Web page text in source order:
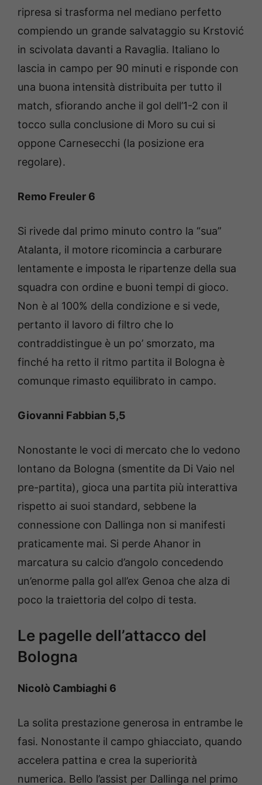
ripresa si trasforma nel mediano perfetto
compiendo un grande salvataggio su Krstović
in scivolata davanti a Ravaglia. Italiano lo
lascia in campo per 90 minuti e risponde con
una buona intensità distribuita per tutto il
match, sfiorando anche il gol dell’1-2 con il
tocco sulla conclusione di Moro su cui si
oppone Carnesecchi (la posizione era
regolare).
Remo Freuler 6
Si rivede dal primo minuto contro la “sua”
Atalanta, il motore ricomincia a carburare
lentamente e imposta le ripartenze della sua
squadra con ordine e buoni tempi di gioco.
Non è al 100% della condizione e si vede,
pertanto il lavoro di filtro che lo
contraddistingue è un po’ smorzato, ma
finché ha retto il ritmo partita il Bologna è
comunque rimasto equilibrato in campo.
Giovanni Fabbian 5,5
Nonostante le voci di mercato che lo vedono
lontano da Bologna (smentite da Di Vaio nel
pre-partita), gioca una partita più interattiva
rispetto ai suoi standard, sebbene la
connessione con Dallinga non si manifesti
praticamente mai. Si perde Ahanor in
marcatura su calcio d’angolo concedendo
un’enorme palla gol all’ex Genoa che alza di
poco la traiettoria del colpo di testa.
Le pagelle dell’attacco del
Bologna
Nicolò Cambiaghi 6
La solita prestazione generosa in entrambe le
fasi. Nonostante il campo ghiacciato, quando
accelera pattina e crea la superiorità
numerica. Bello l’assist per Dallinga nel primo